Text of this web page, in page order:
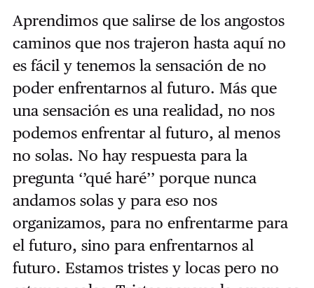
Aprendimos que salirse de los angostos
caminos que nos trajeron hasta aquí no
es fácil y tenemos la sensación de no
poder enfrentarnos al futuro. Más que
una sensación es una realidad, no nos
podemos enfrentar al futuro, al menos
no solas. No hay respuesta para la
pregunta ‘’qué haré’’ porque nunca
andamos solas y para eso nos
organizamos, para no enfrentarme para
el futuro, sino para enfrentarnos al
futuro. Estamos tristes y locas pero no